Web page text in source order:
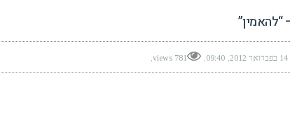
14 בפברואר 2012 09:40
781 views